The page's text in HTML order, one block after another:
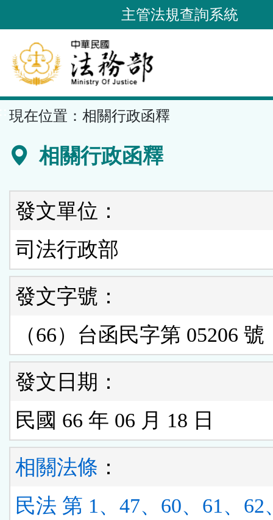
到
要
內
容
區
主管法規查詢系統
現在位置： 相關行政函釋
相關行政函釋
發文單位：
司法行政部
發文字號：
（66）台函民字第 05206 號
發文日期：
民國 66 年 06 月 18 日
相關法條 ：
民法 第 1、47、60、61、62